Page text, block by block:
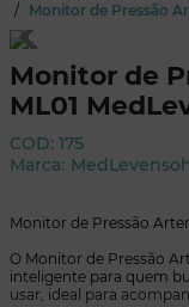
Monitor de Pressão
Monitor de
ML01
COD: 175
Marca:
Monitor de Pressão
O Monitor de Pressão
inteligente para quem
usar, ideal para